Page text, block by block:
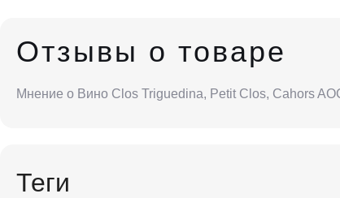
Отзывы о товаре
Мнение о Вино Clos Triguedina, Petit Clos, Cahors
Теги